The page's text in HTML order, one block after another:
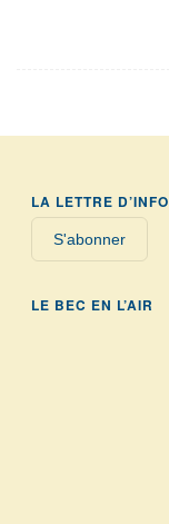
LA LETTRE D’INFO
S'abonner
LE BEC EN L’AIR